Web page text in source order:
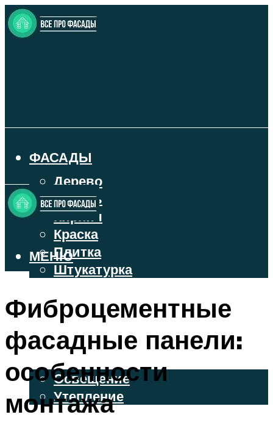
ФАСАДЫ
Дерево
Камень
Кирпич
Краска
Плитка
Штукатурка
ФАСАДНЫЙ САЙДИНГ
ОСВЕЩЕНИЕ И УТЕПЛЕНИЕ
Освещение
Утепление
МЕНЮ
Фиброцементные
фасадные панели:
особенности
монтажа